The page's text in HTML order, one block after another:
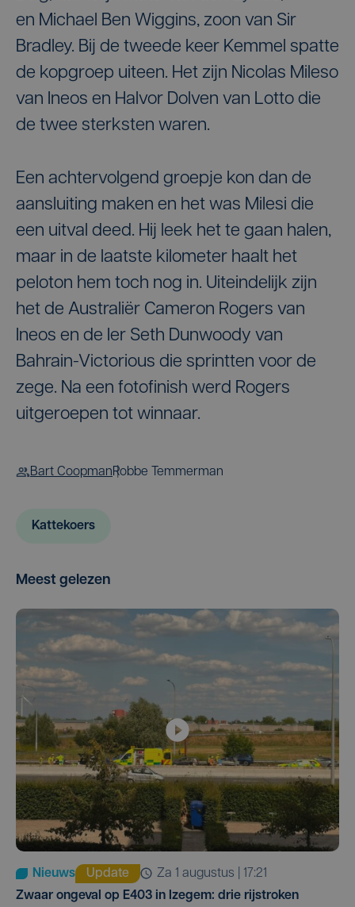
en Michael Ben Wiggins, zoon van Sir
Bradley. Bij de tweede keer Kemmel spatte
de kopgroep uiteen. Het zijn Nicolas Mileso
van Ineos en Halvor Dolven van Lotto die
de twee sterksten waren.
Een achtervolgend groepje kon dan de
aansluiting maken en het was Milesi die
een uitval deed. Hij leek het te gaan halen,
maar in de laatste kilometer haalt het
peloton hem toch nog in. Uiteindelijk zijn
het de Australiër Cameron Rogers van
Ineos en de Ier Seth Dunwoody van
Bahrain-Victorious die sprintten voor de
zege. Na een fotofinish werd Rogers
uitgeroepen tot winnaar.
Bart CoopmanRobbe Temmerman
Kattekoers
Meest gelezen
Nieuws Update
za 1 augustus | 17:21
Zwaar ongeval op E403 in Izegem: drie rijstroken